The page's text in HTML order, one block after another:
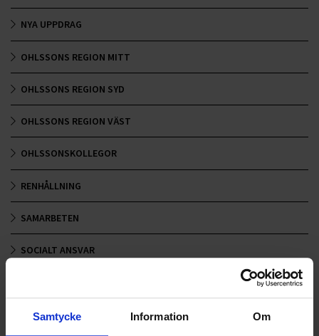
Samtycke Information Om
NYA UPPDRAG
OHLSSONS REGION MITT
OHLSSONS REGION SYD
OHLSSONS REGION VÄST
OHLSSONSKOLLEGOR
RENHÅLLNING
SAMARBETEN
SOCIALT ANSVAR